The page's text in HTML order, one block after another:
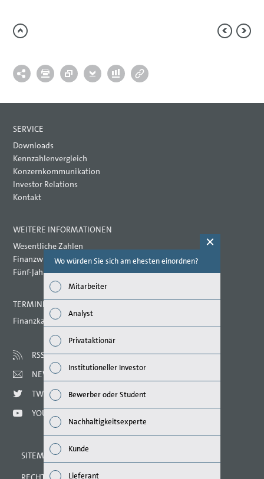
SERVICE
Downloads
Kennzahlenvergleich
Konzernkommunikation
Investor Relations
Kontakt
WEITERE INFORMATIONEN
Wesentliche Zahlen
Finanzwirtschaftliche Kennzahlen
Fünf-Jahres-Übersicht
TERMINE 2021
Finanzkalender
RSS
NEWSLETTER
TWITTER
YOUTUBE
SITEMAP
Wo würden Sie sich am ehesten einordnen?
Mitarbeiter
Analyst
Privataktionär
Institutioneller Investor
Bewerber oder Student
Nachhaltigkeitsexperte
Kunde
Lieferant